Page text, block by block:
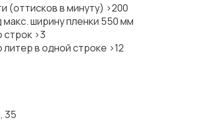
(оттисков в минуту) >200
ширину пленки 550 мм
>3
в одной строке >12
35